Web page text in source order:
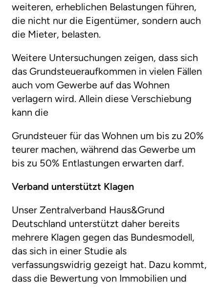
weiteren, erheblichen Belastungen führen,
die nicht nur die Eigentümer, sondern auch
die Mieter, belasten.
Weitere Untersuchungen zeigen, dass sich
das Grundsteueraufkommen in vielen Fällen
auch vom Gewerbe auf das Wohnen
verlagern wird. Allein diese Verschiebung
kann die
Grundsteuer für das Wohnen um bis zu 20%
teurer machen, während das Gewerbe um
bis zu 50% Entlastungen erwarten darf.
Verband unterstützt Klagen
Unser Zentralverband Haus&Grund
Deutschland unterstützt daher bereits
mehrere Klagen gegen das Bundesmodell,
das sich in einer Studie als
verfassungswidrig gezeigt hat. Dazu kommt,
dass die Bewertung von Immobilien und